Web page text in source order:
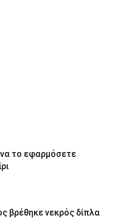
το εφαρμόσετε
βρέθηκε νεκρός δίπλα